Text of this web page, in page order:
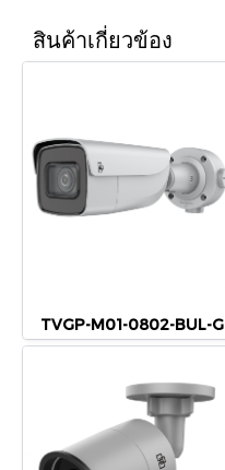
สินค้าเกี่ยวข้อง
TVGP-M01-0802-BUL-G